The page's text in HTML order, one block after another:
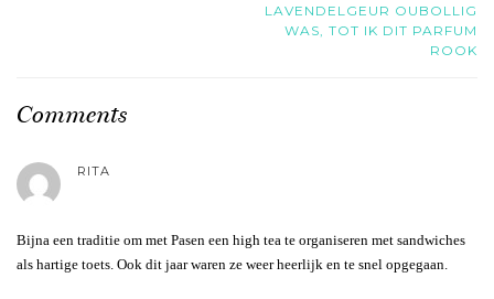
LAVENDELGEUR OUBOLLIG
WAS, TOT IK DIT PARFUM
ROOK
Comments
RITA
Bijna een traditie om met Pasen een high tea te organiseren met sandwiches
als hartige toets. Ook dit jaar waren ze weer heerlijk en te snel opgegaan.